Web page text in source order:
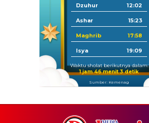
Dzuhur 12:02
Ashar 15:23
Maghrib 17:58
Isya 19:09
Waktu sholat berikutnya dalam:
1 jam 46 menit 3 detik
Sumber: Kemenag